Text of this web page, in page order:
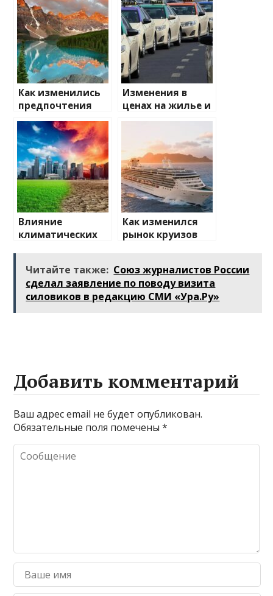
Как изменились
предпочтения
туристов
Изменения в
ценах на жилье и
транспорт: что
Влияние
климатических
направления
Как изменился
рынок круизов
Читайте также: Союз журналистов России
сделал заявление по поводу визита
силовиков в редакцию СМИ «Ура.Ру»
Добавить комментарий
Ваш адрес email не будет опубликован.
Обязательные поля помечены*